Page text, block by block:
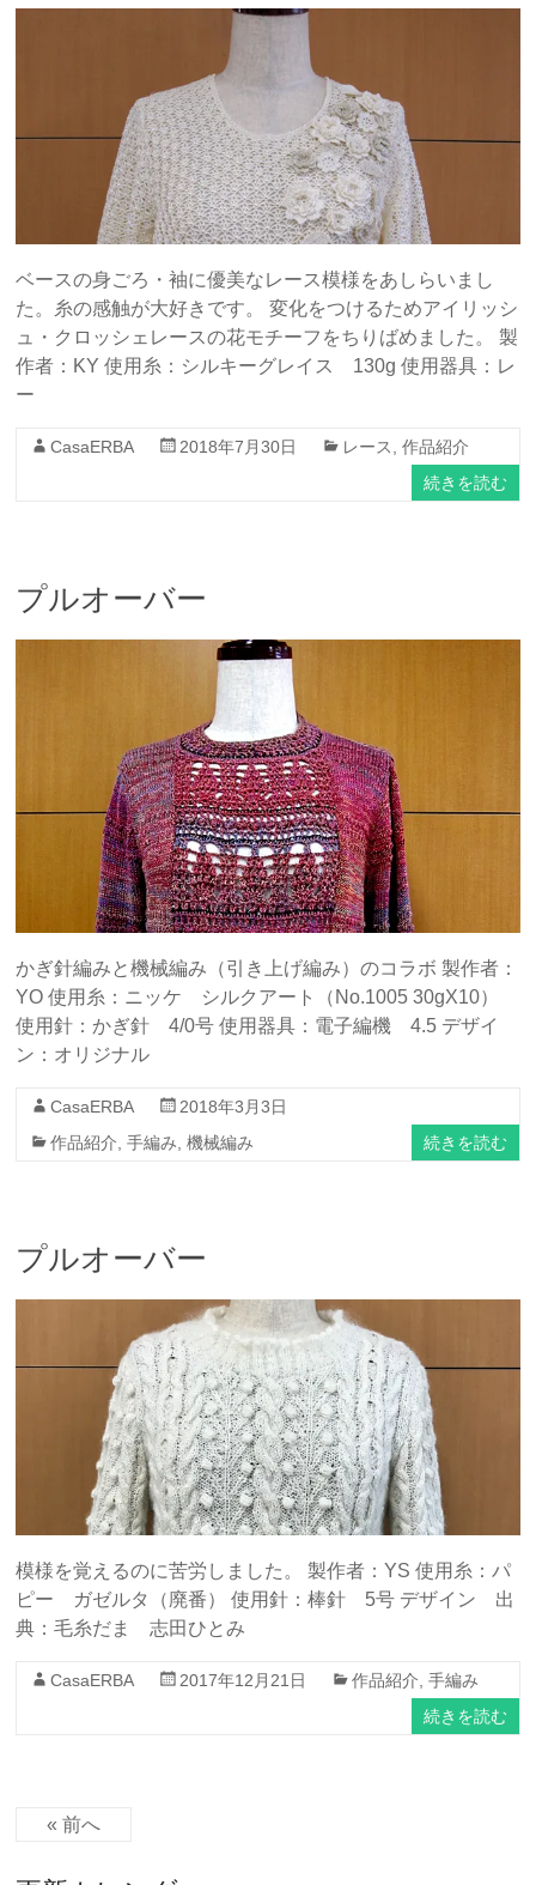
ベースの身ごろ・袖に優美なレース模様をあしらいまし
た。糸の感触が大好きです。 変化をつけるためアイリッシ
ュ・クロッシェレースの花モチーフをちりばめました。 製
作者：KY 使用糸：シルキーグレイス 130g 使用器具：レ
ー
CasaERBA 2018年7月30日 レース ,作品紹介
続きを読む
プルオーバー
かぎ針編みと機械編み（引き上げ編み）のコラボ 製作者：
YO 使用糸：ニッケ シルクアート（No.1005 30gX10）
使用針：かぎ針 4/0号 使用器具：電子編機 4.5 デザイ
ン：オリジナル
CasaERBA
2018年3月3日
作品紹介,手編み,機械編み 続きを読む
プルオーバー
模様を覚えるのに苦労しました。 製作者：YS 使用糸：パ
ピー ガゼルタ（廃番） 使用針：棒針 5号 デザイン 出
典：毛糸だま 志田ひとみ
CasaERBA 2017年12月21日 作品紹介 ,手編み
続きを読む
« 前へ